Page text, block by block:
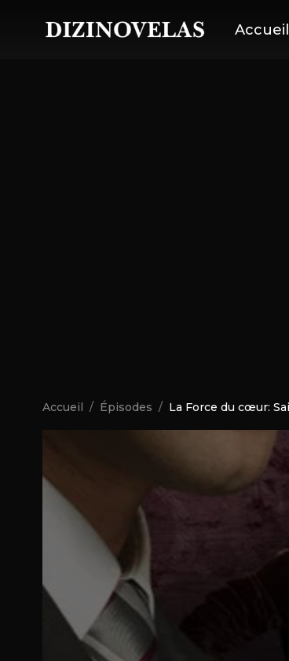
Accueil
Accueil Épisodes La Force du cœur: